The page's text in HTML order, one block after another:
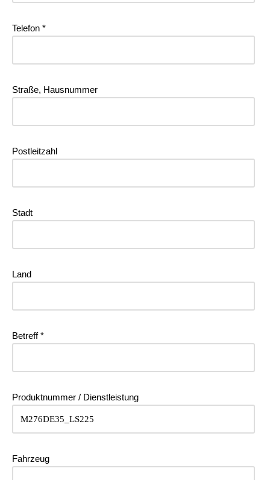
Telefon *
Straße, Hausnummer
Postleitzahl
Stadt
Land
Betreff *
Produktnummer / Dienstleistung
Fahrzeug